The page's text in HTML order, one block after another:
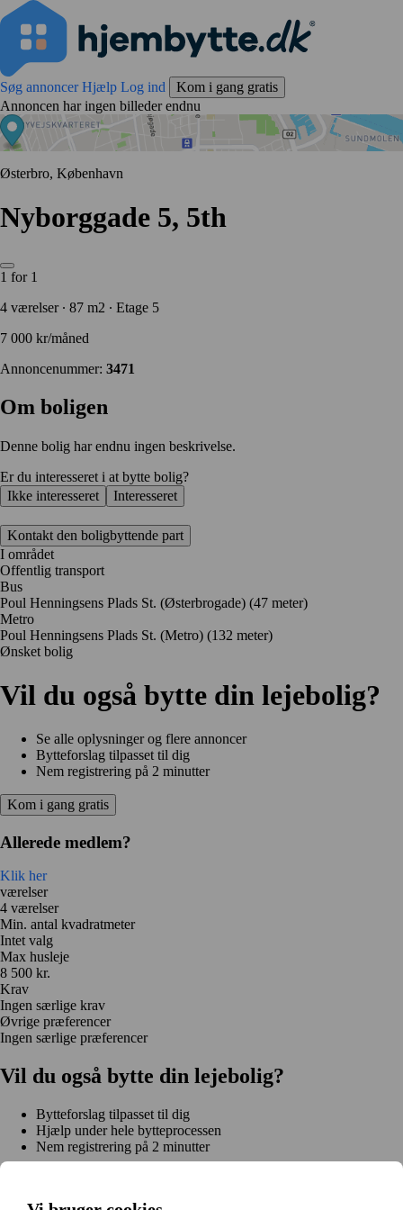
Søg annoncerHjælp Log ind
Kom i gang gratis
Annoncen har ingen billeder endnu
Østerbro, København
Nyborggade 5, 5th
1 for 1
4 værelser ∙ 87 m2 ∙ Etage 5
7 000 kr/måned
Annoncenummer: 3471
Om boligen
Denne bolig har endnu ingen beskrivelse.
Er du interesseret i at bytte bolig?
Ikke interesseret
Interesseret
Kontakt den boligbyttende part
I området
Offentlig transport
Bus
Poul Henningsens Plads St. (Østerbrogade) (47 meter)
Metro
Poul Henningsens Plads St. (Metro) (132 meter)
Ønsket bolig
Vil du også bytte din lejebolig?
Se alle oplysninger og flere annoncer
Bytteforslag tilpasset til dig
Nem registrering på 2 minutter
Kom i gang gratis
Allerede medlem?
Klik her
værelser
4 værelser
Min. antal kvadratmeter
Intet valg
Max husleje
8 500 kr.
Krav
Ingen særlige krav
Øvrige præferencer
Ingen særlige præferencer
Vil du også bytte din lejebolig?
Bytteforslag tilpasset til dig
Hjælp under hele bytteprocessen
Nem registrering på 2 minutter